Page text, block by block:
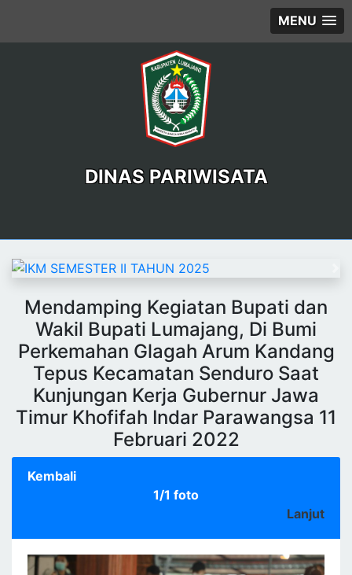
MENU
DINAS PARIWISATA
Previous
Mendamping Kegiatan Bupati dan
Wakil Bupati Lumajang, Di Bumi
Perkemahan Glagah Arum Kandang
Tepus Kecamatan Senduro Saat
Kunjungan Kerja Gubernur Jawa
Timur Khofifah Indar Parawangsa 11
Februari 2022
Kembali
1/1 foto
Lanjut